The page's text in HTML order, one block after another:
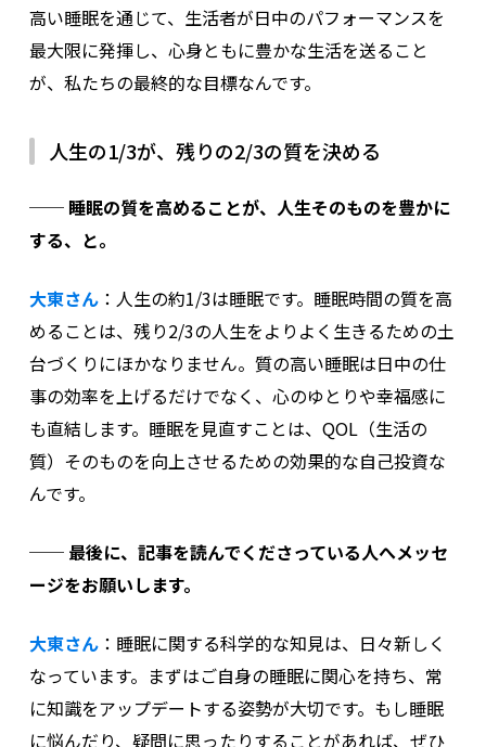
高い睡眠を通じて、生活者が日中のパフォーマンスを
最大限に発揮し、心身ともに豊かな生活を送ること
が、私たちの最終的な目標なんです。
人生の1/3が、残りの2/3の質を決める
── 睡眠の質を高めることが、人生そのものを豊かに
する、と。
大東さん： 人生の約1/3は睡眠です。睡眠時間の質を高
めることは、残り2/3の人生をよりよく生きるための土
台づくりにほかなりません。 質の高い睡眠は日中の仕
事の効率を上げるだけでなく、心のゆとりや幸福感に
も直結します。 睡眠を見直すことは、QOL（生活の
質）そのものを向上させるための効果的な自己投資な
んです。
── 最後に、記事を読んでくださっている人へメッセ
ージをお願いします。
大東さん： 睡眠に関する科学的な知見は、日々新しく
なっています。まずはご自身の睡眠に関心を持ち、常
に知識をアップデートする姿勢が大切です。 もし睡眠
に悩んだり、疑問に思ったりすることがあれば、ぜひ